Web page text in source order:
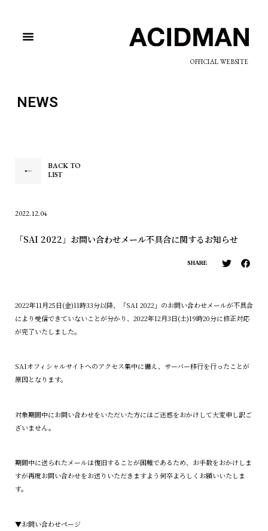
OFFICIAL WEBSITE
NEWS
BACK TO
LIST
2022.12.04
「SAI 2022」お問い合わせメール不具合に関するお知らせ
SHARE
2022年11月25日(金)11時33分以降、「SAI 2022」のお問い合わせメールが不具合
により受信できていないことが分かり、2022年12月3日(土)19時20分に修正対応
が完了いたしました。
SAIオフィシャルサイトへのアクセス集中に備え、サーバー移行を行ったことが
原因となります。
対象期間中にお問い合わせをいただいた方にはご迷惑をおかけして大変申し訳ご
ざいません。
期間中に送られたメールは復旧することが困難であるため、お手数をおかけしま
すが再度お問い合わせをお送りいただきますよう何卒よろしくお願いいたしま
す。
▼お問い合わせページ